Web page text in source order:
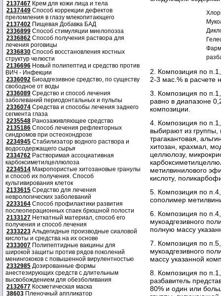
2137467 Крем для кожи лица и тела
2137449 Способ коррекции дефектов
преломления в глазу млекопитающего
2137402 Пищевая Добавка БАД
2336899 Способ стимуляции миелопоэза
2336862 Способ получения раствора для
лечения роговицы
2336830 Способ восстановления костных
структур челюсти
2136696 Новый полипептид и средство против
ВИЧ - Инфекции
2336092 Биоадгезивное средство, по существу
свободное от воды
2336089 Средство и способ лечения
заболеваний периодонтальных и пульпы
2336074 Средства и способы лечения заднего
сегмента глаза
2235548 Ранозаживляющее средство
2135186 Способ лечения рефлекторных
синдромов при остеохондрозе
2234945 Стабилизатор водного раствора и
водосодержащего сырья
2334762 Растворимая ассоциативная
карбоксиметилцеллюлоза
2234514 Макропористые хитозановые гранулы
и способ их получения. Способ
культивирования клеток
2133615 Средство для лечения
неврологических заболеваний
2233164 Способ профилактики развития
послеоперационных спаек брюшной полости
2133127 Неткатный материал, способ его
получения и способ лечения
2333223 Альдегидные производные сиаловой
кислоты и средства на их основе
2333007 Полипептидные вакцины для
широкой защиты против рядов поколений
менингококов с повышенной вирулентностью
2332985 Дозированные формы
анестезирующих средств с длительным
высвобождением для обезболивания
2132677 Косметическая маска
38603 Пленочный аппликатор
2. Композиция по
2-3 мас.% в расчете
3. Композиция по п.1,
равно в диапазоне
композиции.
4. Композиция по
выбирают из
трагакантовая,
хитозан, крахмал,
целлюлозу,
метилвинилового
кислоту,
5. Композиция по
сополимер
6. Композиция по п.4,
мукоадгезивного
полную массу
7. Композиция по п.5,
мукоадгезивного
массу указанной
8. Композиция по
разбавитель
80% и один или